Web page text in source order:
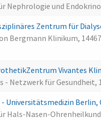
Nephrologie und
Zentrum für
Bergmann Klinikum,
Vivantes
- Netzwerk für Gesundheit,
Universitätsmedizin Berlin,
Hals-Nasen-